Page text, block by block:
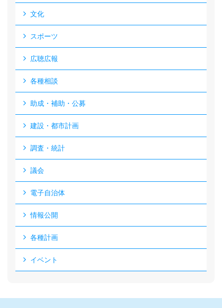
文化
スポーツ
広聴広報
各種相談
助成・補助・公募
建設・都市計画
調査・統計
議会
電子自治体
情報公開
各種計画
イベント